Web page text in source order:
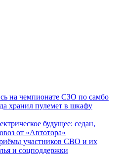
на чемпионате СЗО по самбо
хранил пулемет в шкафу
будущее: седан,
от «Автотора»
участников СВО и их
и соцподдержки